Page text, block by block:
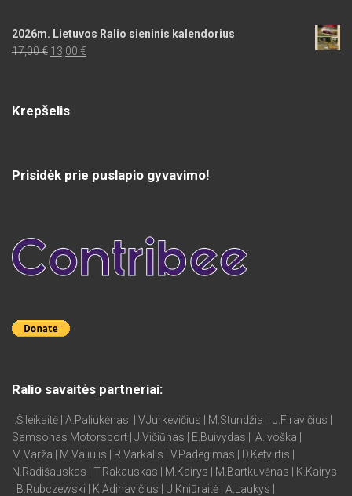
2026m. Lietuvos Ralio sieninis kalendorius
17,00€ Original
13,00 €Current
Krepšelis
Prisidėk prie puslapio gyvavimo!
Ralio savaitės partneriai:
I.Šileikaitė | A.Paliukėnas | V.Jurkevičius | M.Stundžia | J.Firavičius |
Samsonas Motorsport | J.Vičiūnas | E.Buivydas | A.Ivoška |
M.Varža | M.Valiulis | R.Varkalis | V.Padegimas | D.Ketvirtis |
N.Radišauskas | T.Rakauskas | M.Kairys | M.Bartkuvėnas | K.Kairys
| B.Rubczewski | K.Adinavičius | U.Kniūraitė | A.Laukys |